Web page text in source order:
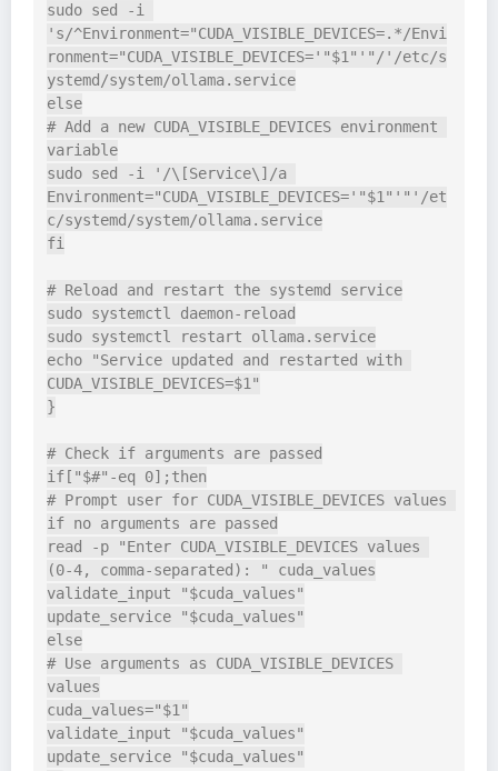
sudo sed -i
's/^Environment="CUDA_VISIBLE_DEVICES=.*/Envi
ronment="CUDA_VISIBLE_DEVICES='"$1"'"/'/etc/s
ystemd/system/ollama.service
else
# Add a new CUDA_VISIBLE_DEVICES environment
variable
sudo sed -i '/\[Service\]/a
Environment="CUDA_VISIBLE_DEVICES='"$1"'"'/et
c/systemd/system/ollama.service
fi
# Reload and restart the systemd service
sudo systemctl daemon-reload
sudo systemctl restart ollama.service
echo "Service updated and restarted with
CUDA_VISIBLE_DEVICES=$1"
}
# Check if arguments are passed
if["$#"-eq 0];then
# Prompt user for CUDA_VISIBLE_DEVICES values
if no arguments are passed
read -p "Enter CUDA_VISIBLE_DEVICES values
(0-4, comma-separated): " cuda_values
validate_input "$cuda_values"
update_service "$cuda_values"
else
# Use arguments as CUDA_VISIBLE_DEVICES
values
cuda_values="$1"
validate_input "$cuda_values"
update_service "$cuda_values"